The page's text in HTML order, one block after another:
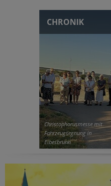
CHRONIK
Christophorusmesse mit
Fahrzeugsegnung in
Eibesbrunn